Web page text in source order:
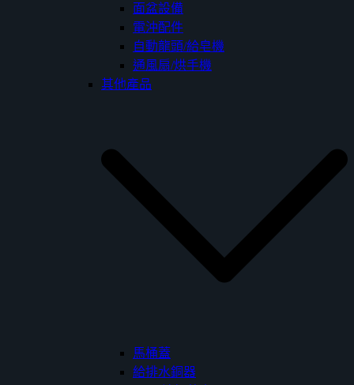
面盆設備
電沖配件
自動龍頭/給皂機
通風扇/烘手機
其他產品
馬桶蓋
給排水銅器